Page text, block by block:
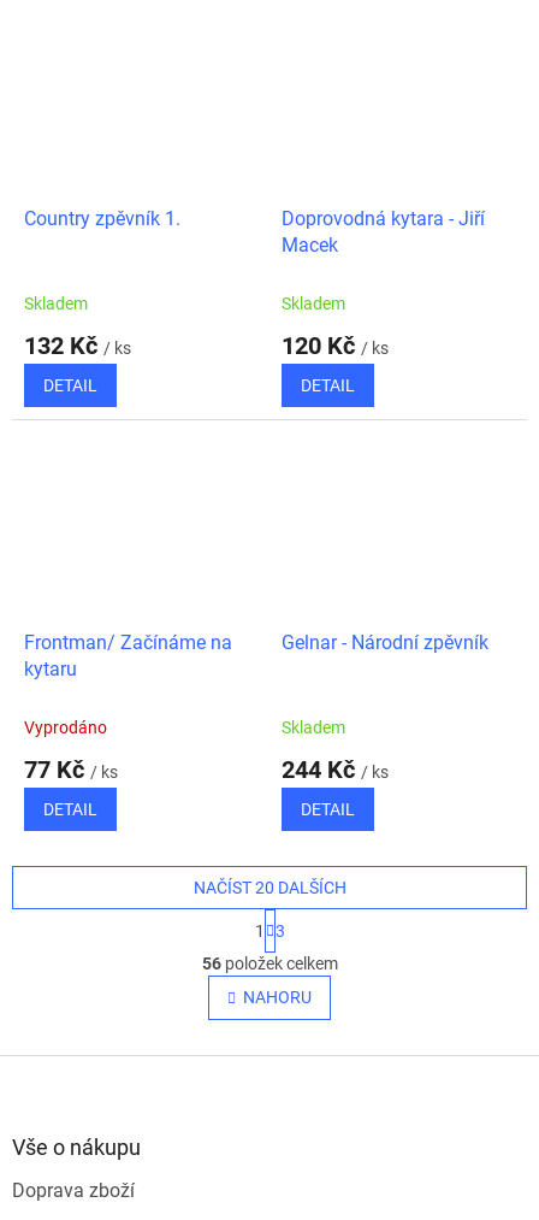
Country zpěvník 1.
Skladem
132 Kč / ks
DETAIL
Doprovodná kytara - Jiří
Macek
Skladem
120 Kč / ks
DETAIL
Frontman/ Začínáme na
kytaru
Vyprodáno
77 Kč / ks
DETAIL
Gelnar - Národní zpěvník
Skladem
244 Kč / ks
DETAIL
O
v
l
á
NAČÍST 20 DALŠÍCH
t
r
á
n
k
v
1
3
56položek celkem
NAHORU
Vše o nákupu
Doprava zboží